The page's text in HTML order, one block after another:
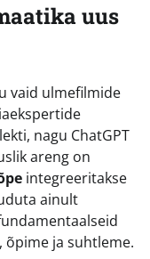
uus
vaid ulmefilmide
nagu ChatGPT
areng on
integreeritakse
ainult
õpime ja suhtleme.